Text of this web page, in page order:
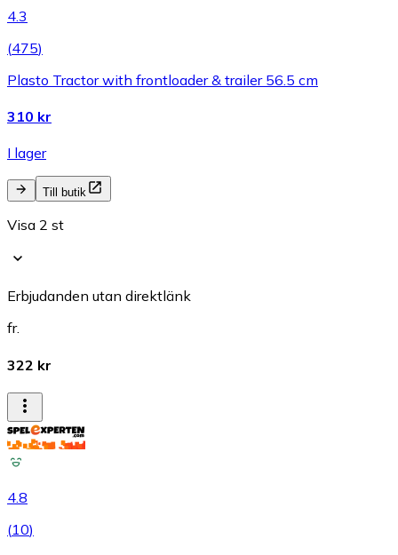
4.3
(475)
Plasto Tractor with frontloader & trailer 56.5 cm
310 kr
I lager
Till butik
Visa 2 st
Erbjudanden utan direktlänk
fr.
322 kr
4.8
(10)